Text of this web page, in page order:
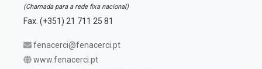
(Chamada para a rede fixa nacional)
Fax. (+351) 21 711 25 81
fenacerci@fenacerci.pt
www.fenacerci.pt